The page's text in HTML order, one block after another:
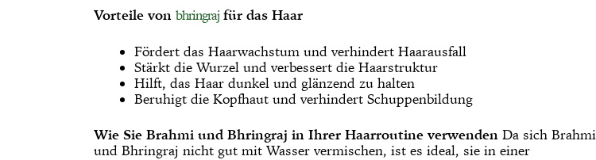
Vorteile von bhringraj für das Haar
Fördert das Haarwachstum und verhindert Haarausfall
Stärkt die Wurzel und verbessert die Haarstruktur
Hilft, das Haar dunkel und glänzend zu halten
Beruhigt die Kopfhaut und verhindert Schuppenbildung
Wie Sie Brahmi und Bhringraj in Ihrer Haarroutine verwenden Da sich Brahmi
und Bhringraj nicht gut mit Wasser vermischen, ist es ideal, sie in einer